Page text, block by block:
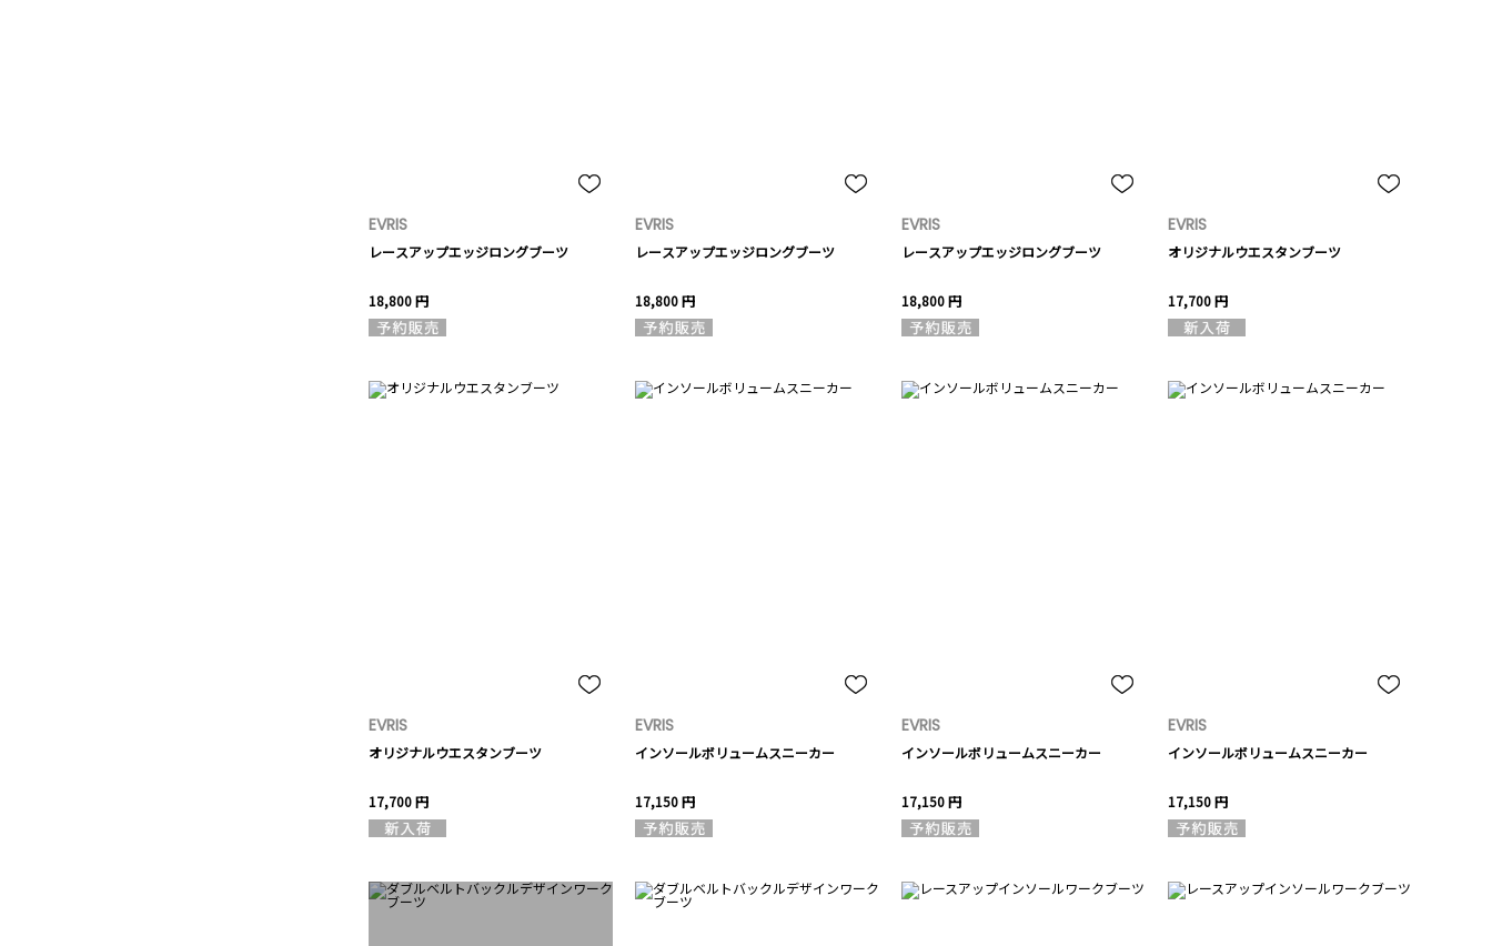
EVRIS
レースアップエッジロングブーツ
18,800 円
EVRIS
レースアップエッジロングブーツ
18,800 円
EVRIS
レースアップエッジロングブーツ
18,800 円
EVRIS
オリジナルウエスタンブーツ
17,700 円
EVRIS
オリジナルウエスタンブーツ
17,700 円
EVRIS
インソールボリュームスニーカー
17,150 円
EVRIS
インソールボリュームスニーカー
17,150 円
EVRIS
インソールボリュームスニーカー
17,150 円